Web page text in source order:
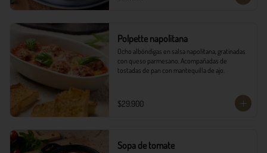
Polpette napolitana
Ocho albóndigas en salsa napolitana, gratinadas
con queso parmesano. Acompañadas de
tostadas de pan con mantequilla de ajo.
$29.900
Sopa de tomate